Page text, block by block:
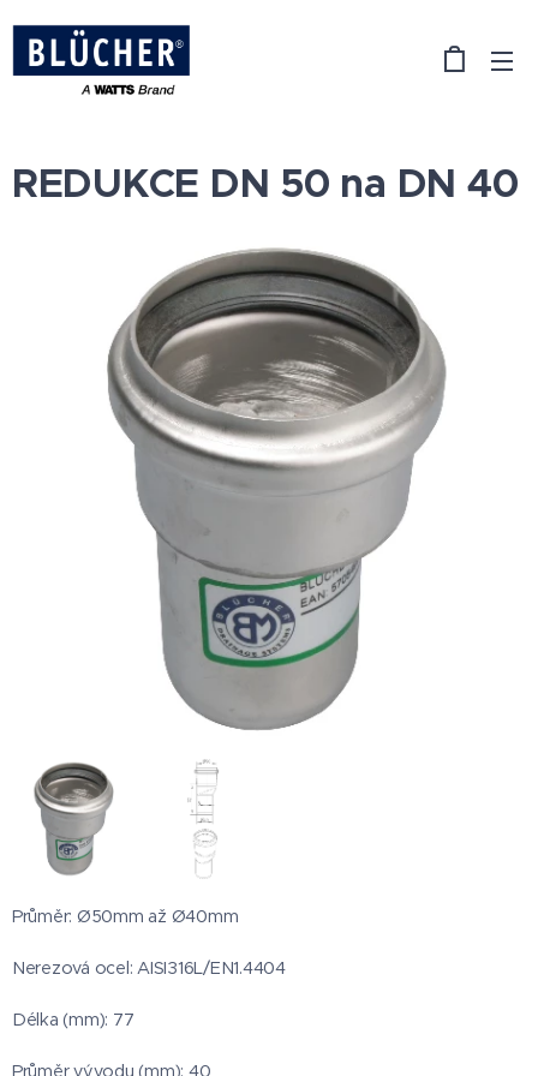
REDUKCE DN 50 na DN 40
Průměr: Ø50mm až Ø40mm
Nerezová ocel: AISI316L/EN1.4404
Délka (mm): 77
Průměr vývodu (mm): 40